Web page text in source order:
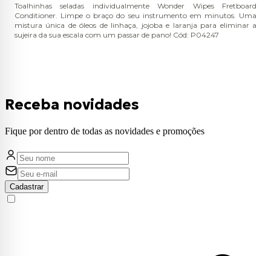
Toalhinhas seladas individualmente Wonder Wipes Fretboard
Conditioner. Limpe o braço do seu instrumento em minutos. Uma
mistura única de óleos de linhaça, jojoba e laranja para eliminar a
sujeira da sua escala com um passar de pano! Cód: P04247
Receba novidades
Fique por dentro de todas as novidades e promoções
Cadastrar